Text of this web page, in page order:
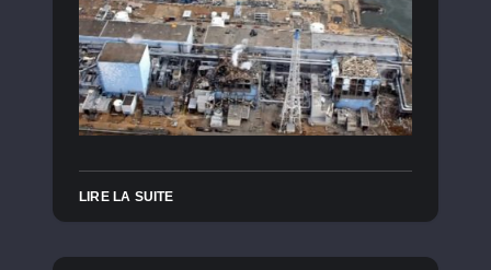
LIRE LA SUITE